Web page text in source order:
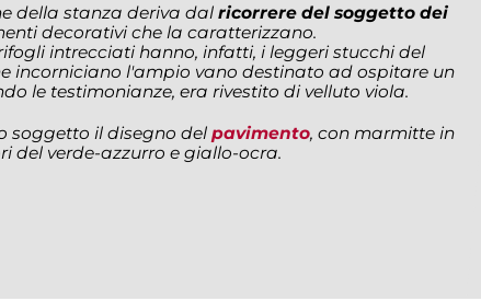
della stanza deriva dal ricorrere del soggetto dei
decorativi che la caratterizzano.
intrecciati hanno, infatti, i leggeri stucchi del
incorniciano l'ampio vano destinato ad ospitare un
le testimonianze, era rivestito di velluto viola.
soggetto il disegno del pavimento, con marmitte in
del verde-azzurro e giallo-ocra.